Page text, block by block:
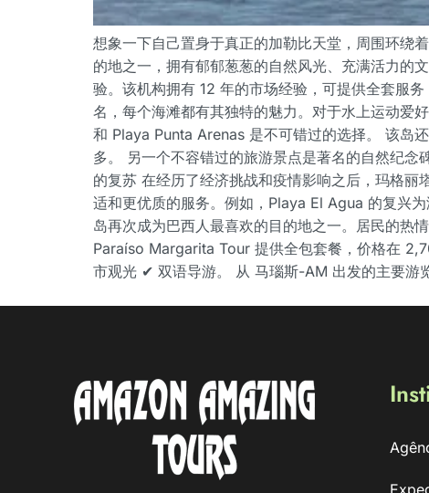
想象一下自己置身于真正的加勒比天堂，周围环绕
的地之一，拥有郁郁葱葱的自然风光、充满活力的
验。该机构拥有 12 年的市场经验，可提供全套服
名，每个海滩都有其独特的魅力。对于水上运动爱
和 Playa Punta Arenas 是不可错过的选择。 该岛
多。 另一个不容错过的旅游景点是著名的自然纪念
的复苏 在经历了经济挑战和疫情影响之后，玛格
适和更优质的服务。例如，Playa El Agua 的复兴
岛再次成为巴西人最喜欢的目的地之一。居民的热
Paraíso Margarita Tour 提供全包套餐，价格在
市观光 ✔ 双语导游。 从 马瑙斯-AM 出发的主要